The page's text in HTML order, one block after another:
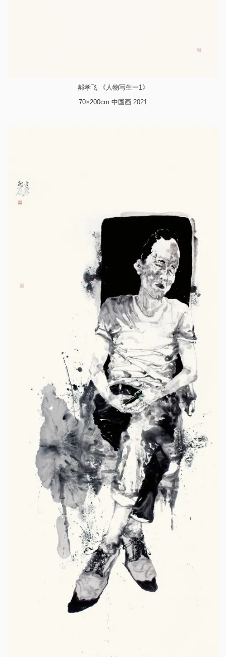
郝孝飞 《人物写生一1》
70×200cm 中国画 2021